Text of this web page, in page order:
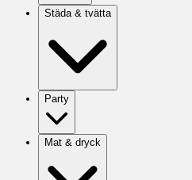
Städa & tvätta
Party
Mat & dryck